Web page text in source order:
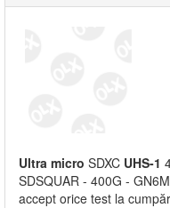
Ultra micro SDXC UHS-1
SDSQUAR - 400G -
accept orice test la